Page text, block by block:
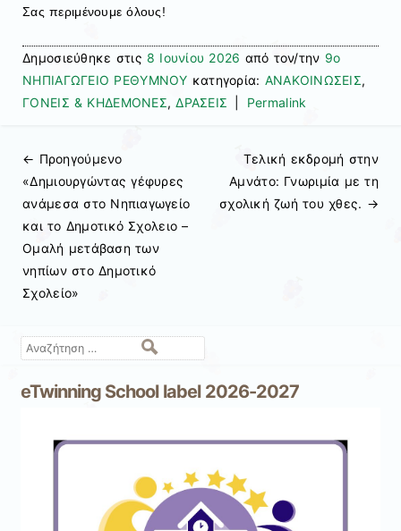
Σας περιμένουμε όλους!
Δημοσιεύθηκε στις 8 Ιουνίου 2026 από τον/την 9ο
ΝΗΠΙΑΓΩΓΕΙΟ ΡΕΘΥΜΝΟΥ κατηγορία: ΑΝΑΚΟΙΝΩΣΕΙΣ,
ΓΟΝΕΙΣ & ΚΗΔΕΜΟΝΕΣ,ΔΡΑΣΕΙΣ Permalink
Πλοήγηση άρθρων
← Προηγούμενo
«Δημιουργώντας γέφυρες
ανάμεσα στο Νηπιαγωγείο
και το Δημοτικό Σχολειο –
Ομαλή μετάβαση των
νηπίων στο Δημοτικό
Σχολείο»
Τελική εκδρομή στην
Αμνάτο: Γνωριμία με τη
σχολική ζωή του χθες. →
Αναζήτηση
eTwinning School label 2026-2027